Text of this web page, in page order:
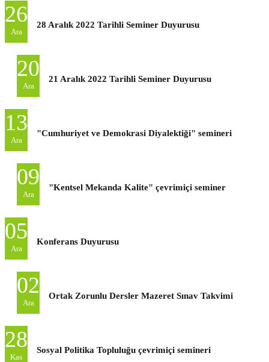
26
Ara
28 Aralık 2022 Tarihli Seminer Duyurusu
20
Ara
21 Aralık 2022 Tarihli Seminer Duyurusu
13
Ara
"Cumhuriyet ve Demokrasi Diyalektiği" semineri
09
Ara
"Kentsel Mekanda Kalite" çevrimiçi seminer
05
Ara
Konferans Duyurusu
02
Ara
Ortak Zorunlu Dersler Mazeret Sınav Takvimi
28
Kas
Sosyal Politika Topluluğu çevrimiçi semineri